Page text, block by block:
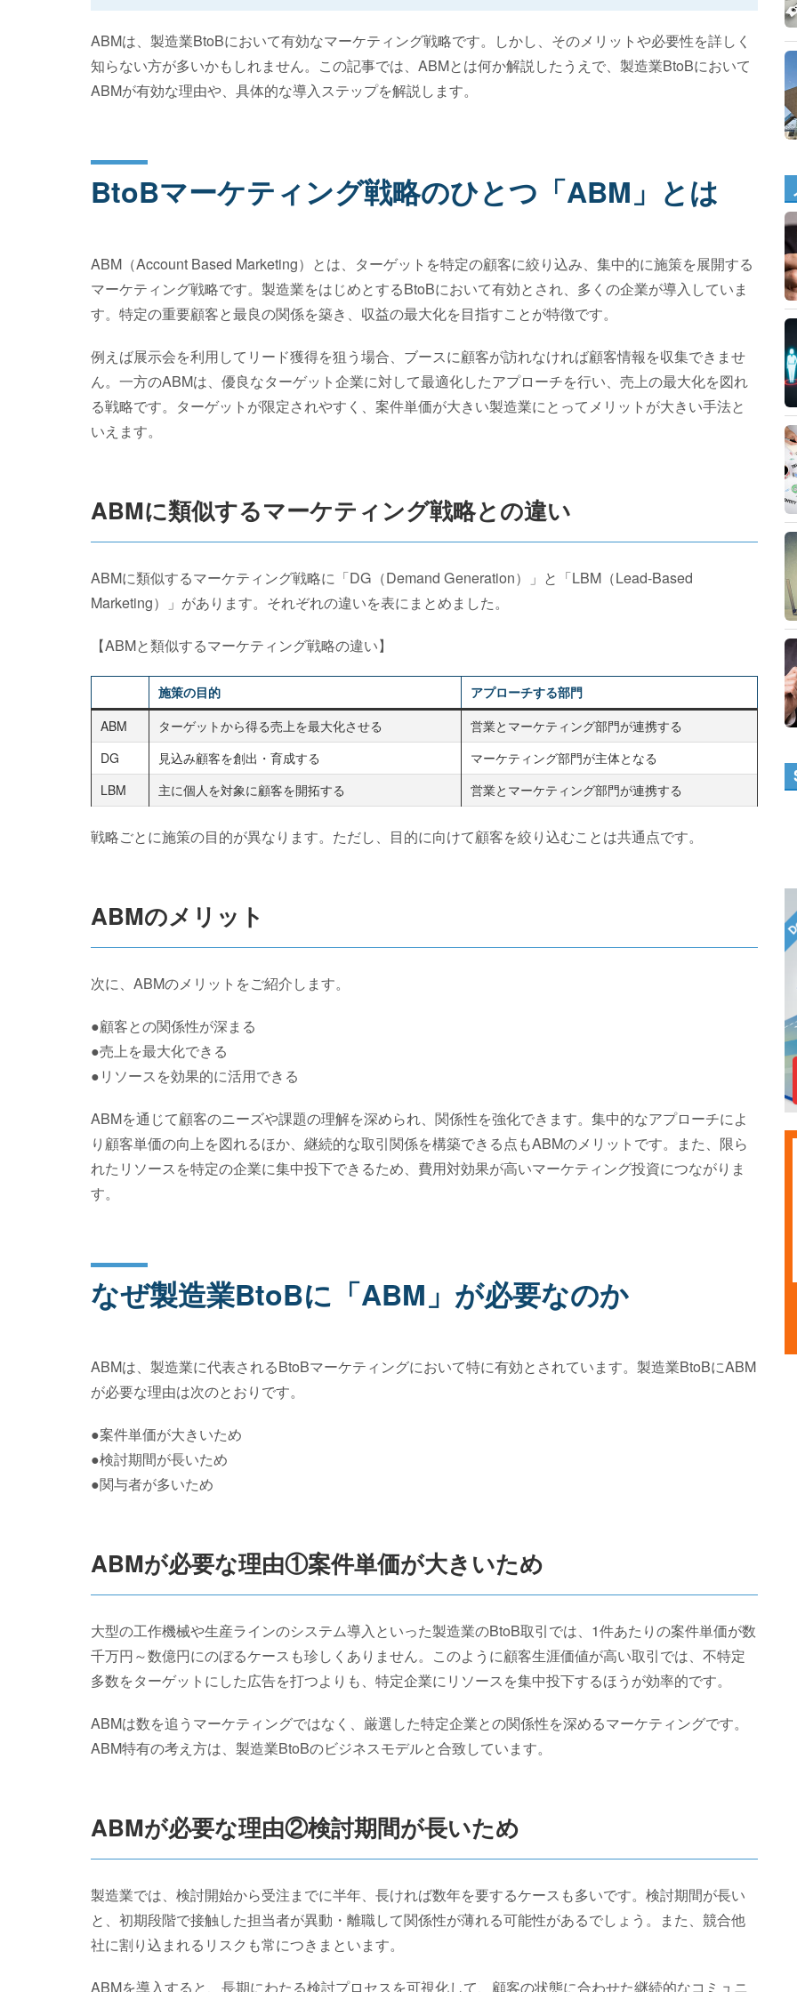
ABMは、製造業BtoBにおいて有効なマーケティング戦略です。しかし、そのメリットや必要性を詳しく
知らない方が多いかもしれません。この記事では、ABMとは何か解説したうえで、製造業BtoBにおいて
ABMが有効な理由や、具体的な導入ステップを解説します。
BtoBマーケティング戦略のひとつ「ABM」とは
ABM（Account Based Marketing）とは、ターゲットを特定の顧客に絞り込み、集中的に施策を展開する
マーケティング戦略です。製造業をはじめとするBtoBにおいて有効とされ、多くの企業が導入していま
す。特定の重要顧客と最良の関係を築き、収益の最大化を目指すことが特徴です。
例えば展示会を利用してリード獲得を狙う場合、ブースに顧客が訪れなければ顧客情報を収集できませ
ん。一方のABMは、優良なターゲット企業に対して最適化したアプローチを行い、売上の最大化を図れ
る戦略です。ターゲットが限定されやすく、案件単価が大きい製造業にとってメリットが大きい手法と
いえます。
ABMに類似するマーケティング戦略との違い
ABMに類似するマーケティング戦略に「DG（Demand Generation）」と「LBM（Lead-Based
Marketing）」があります。それぞれの違いを表にまとめました。
【ABMと類似するマーケティング戦略の違い】
施策の目的
アプローチする部門
ABM
ターゲットから得る売上を最大化させる
営業とマーケティング部門が連携する
DG
見込み顧客を創出・育成する
マーケティング部門が主体となる
LBM
主に個人を対象に顧客を開拓する 営業とマーケティング部門が連携する
戦略ごとに施策の目的が異なります。ただし、目的に向けて顧客を絞り込むことは共通点です。
ABMのメリット
次に、ABMのメリットをご紹介します。
●顧客との関係性が深まる
●売上を最大化できる
●リソースを効果的に活用できる
ABMを通じて顧客のニーズや課題の理解を深められ、関係性を強化できます。集中的なアプローチによ
り顧客単価の向上を図れるほか、継続的な取引関係を構築できる点もABMのメリットです。また、限ら
れたリソースを特定の企業に集中投下できるため、費用対効果が高いマーケティング投資につながりま
す。
なぜ製造業BtoBに「ABM」が必要なのか
ABMは、製造業に代表されるBtoBマーケティングにおいて特に有効とされています。製造業BtoBにABM
が必要な理由は次のとおりです。
●案件単価が大きいため
●検討期間が長いため
●関与者が多いため
ABMが必要な理由①案件単価が大きいため
大型の工作機械や生産ラインのシステム導入といった製造業のBtoB取引では、1件あたりの案件単価が数
千万円～数億円にのぼるケースも珍しくありません。このように顧客生涯価値が高い取引では、不特定
多数をターゲットにした広告を打つよりも、特定企業にリソースを集中投下するほうが効率的です。
ABMは数を追うマーケティングではなく、厳選した特定企業との関係性を深めるマーケティングです。
ABM特有の考え方は、製造業BtoBのビジネスモデルと合致しています。
ABMが必要な理由②検討期間が長いため
製造業では、検討開始から受注までに半年、長ければ数年を要するケースも多いです。検討期間が長い
と、初期段階で接触した担当者が異動・離職して関係性が薄れる可能性があるでしょう。また、競合他
社に割り込まれるリスクも常につきまといます。
ABMを導入すると、長期にわたる検討プロセスを可視化して、顧客の状態に合わせた継続的なコミュニ